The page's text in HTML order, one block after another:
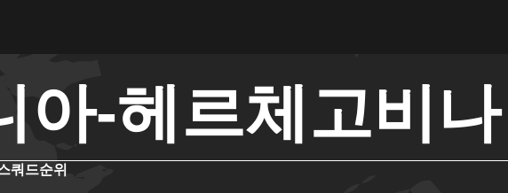
아-헤르체고비나
쿼드순위